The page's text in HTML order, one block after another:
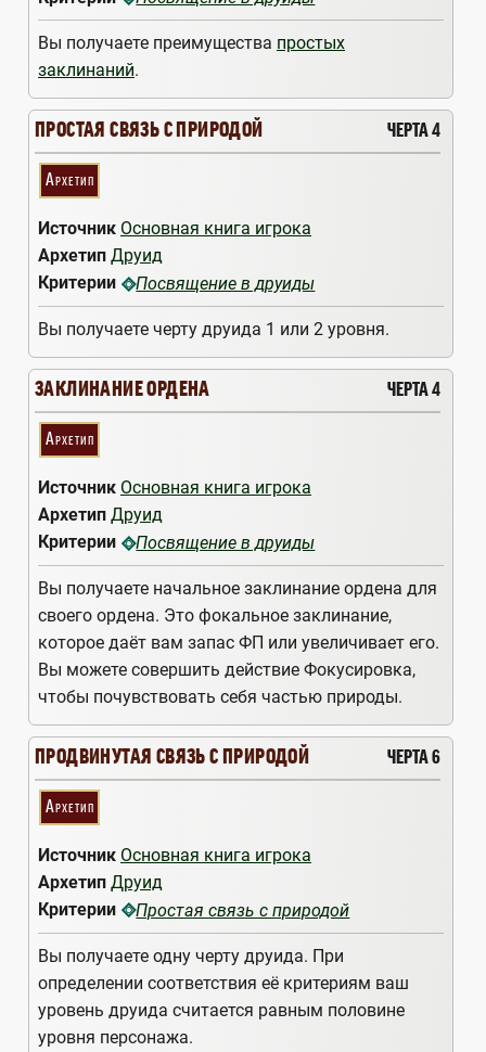
Вы получаете преимущества простых
заклинаний.
ПРОСТАЯ СВЯЗЬ С ПРИРОДОЙ ЧЕРТА 4
Архетип
Источник Основная книга игрока
Архетип Друид
Критерии
Посвящение в друиды
Вы получаете черту друида 1 или 2 уровня.
ЗАКЛИНАНИЕ ОРДЕНА ЧЕРТА 4
Архетип
Источник Основная книга игрока
Архетип Друид
Критерии
Посвящение в друиды
Вы получаете начальное заклинание ордена для
своего ордена. Это фокальное заклинание,
которое даёт вам запас ФП или увеличивает его.
Вы можете совершить действие Фокусировка,
чтобы почувствовать себя частью природы.
ПРОДВИНУТАЯ СВЯЗЬ С ПРИРОДОЙ ЧЕРТА 6
Архетип
Источник Основная книга игрока
Архетип Друид
Критерии
Простая связь с природой
Вы получаете одну черту друида. При
определении соответствия её критериям ваш
уровень друида считается равным половине
уровня персонажа.